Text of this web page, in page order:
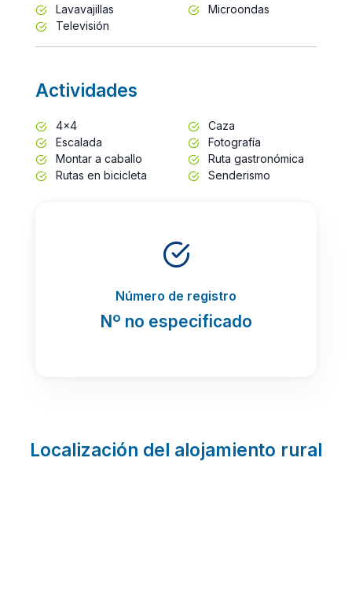
Lavavajillas
Microondas
Televisión
Actividades
4x4
Caza
Escalada
Fotografía
Montar a caballo
Ruta gastronómica
Rutas en bicicleta
Senderismo
Número de registro
Nº no especificado
Localización del alojamiento rural